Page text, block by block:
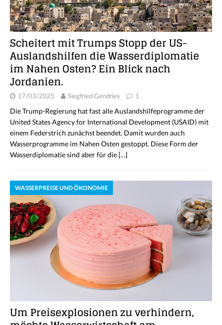
Scheitert mit Trumps Stopp der US-
Auslandshilfen die Wasserdiplomatie
im Nahen Osten? Ein Blick nach
Jordanien.
17/03/2025 Siegfried Gendries 1
Die Trump-Regierung hat fast alle Auslandshilfeprogramme der
United States Agency for International Development (USAID) mit
einem Federstrich zunächst beendet. Damit wurden auch
Wasserprogramme im Nahen Osten gestoppt. Diese Form der
Wasserdiplomatie sind aber für die […]
WASSERPREISE UND ÖKONOMIE
Um Preisexplosionen zu verhindern,